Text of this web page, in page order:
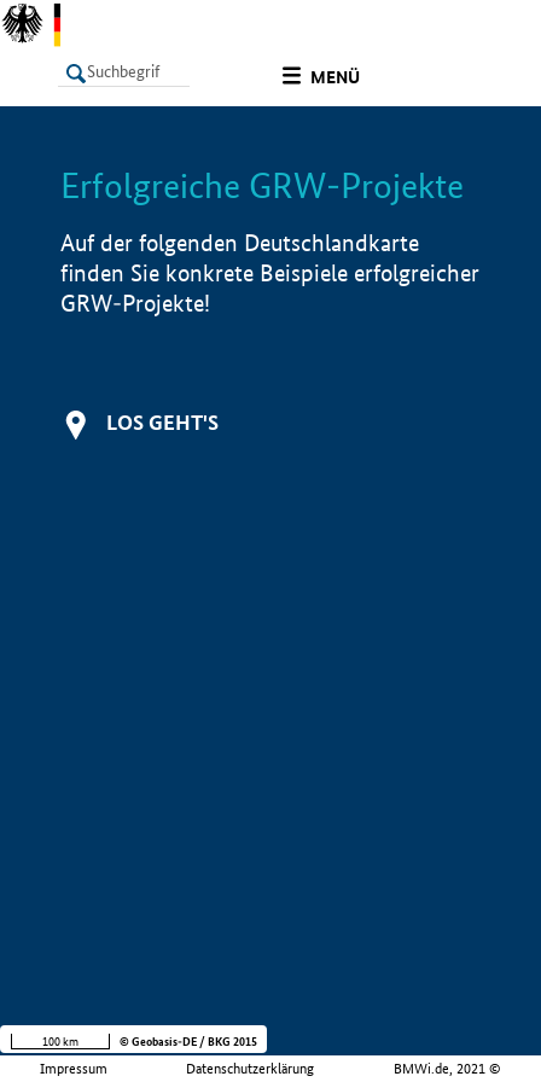
MENÜ
LISTE Info
Erfolgreiche GRW-Projekte
Auf der folgenden Deutschlandkarte
finden Sie konkrete Beispiele erfolgreicher
GRW-Projekte!
LOS GEHT'S
Impressum Datenschutzerklärung BMWi.de, 2021 ©
100 km © Geobasis-DE / BKG 2015